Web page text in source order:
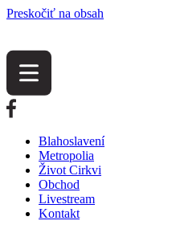
Preskočiť na obsah
Blahoslavení
Metropolia
Život Cirkvi
Obchod
Livestream
Kontakt